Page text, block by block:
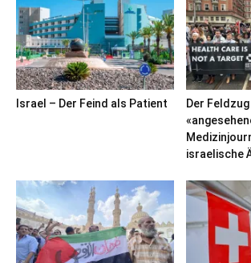
Israel – Der Feind als Patient
Der
israelische